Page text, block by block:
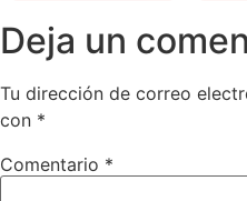
Deja un
Tu dirección de correo
con *
Comentario *